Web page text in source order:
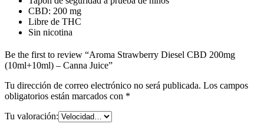
CBD: 200 mg
Libre de THC
Sin nicotina
Be the first to review “Aroma Strawberry Diesel CBD 200mg
(10ml+10ml) – Canna Juice”
Tu dirección de correo electrónico no será publicada. Los campos
obligatorios están marcados con *
Tu valoración: